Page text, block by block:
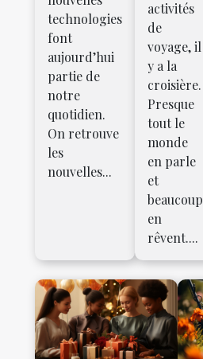
technologies
font
aujourd’hui
partie de
notre
quotidien.
On retrouve
les
nouvelles...
activités
de
voyage, il
y a la
croisière.
Presque
tout le
monde
en parle
et
beaucoup
en
rêvent....